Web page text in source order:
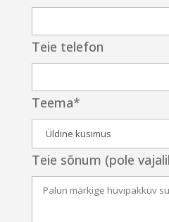
Teie telefon
Teema*
Teie sõnum (pole